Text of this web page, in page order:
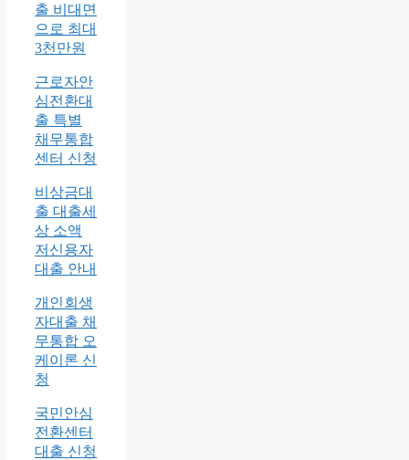
출 비대면
으로 최대
3천만원
근로자안
심전환대
출 특별
채무통합
센터 신청
비상금대
출 대출세
상 소액
저신용자
대출 안내
개인회생
자대출 채
무통합 오
케이론 신
청
국민안심
전환센터
대출 신청